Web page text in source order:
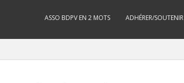
ASSO BDPV EN 2 MOTS ADHÉRER/SOUTENIR